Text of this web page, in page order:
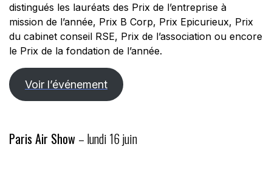
distingués les lauréats des Prix de l’entreprise à
mission de l’année, Prix B Corp, Prix Epicurieux, Prix
du cabinet conseil RSE, Prix de l’association ou encore
le Prix de la fondation de l’année.
Voir l’événement
Paris Air Show – lundi 16 juin